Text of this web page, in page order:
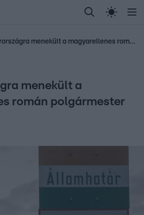
Randi Celeb vagyok,
Most Wanted Gallusz
Magyarországra menekült a magyarellenes román polgármester
menekült a
román polgármester